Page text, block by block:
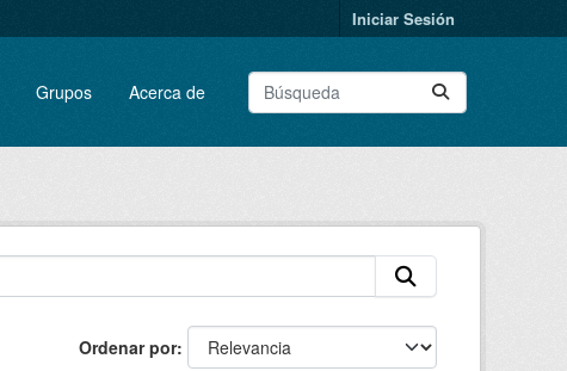
Iniciar Sesión
Grupos Acerca de
Ordenar por